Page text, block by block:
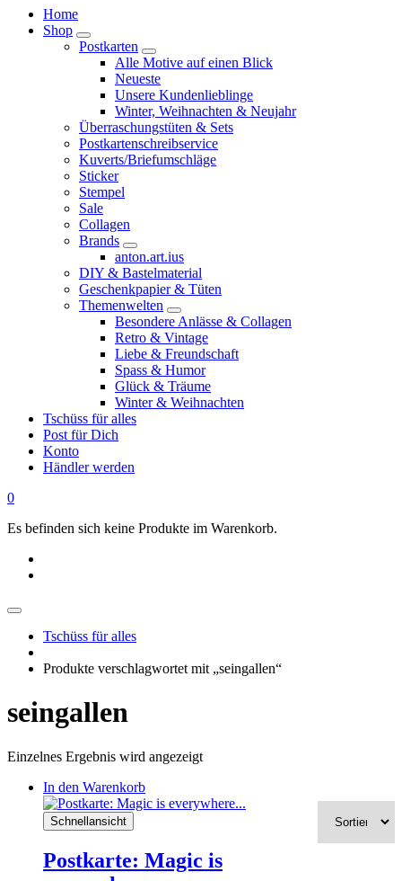
Home
Shop
Postkarten
Alle Motive auf einen Blick
Neueste
Unsere Kundenlieblinge
Winter, Weihnachten & Neujahr
Überraschungstüten & Sets
Postkartenschreibservice
Kuverts/Briefumschläge
Sticker
Stempel
Sale
Collagen
Brands
anton.art.ius
DIY & Bastelmaterial
Geschenkpapier & Tüten
Themenwelten
Besondere Anlässe & Collagen
Retro & Vintage
Liebe & Freundschaft
Spass & Humor
Glück & Träume
Winter & Weihnachten
Tschüss für alles
Post für Dich
Konto
Händler werden
0
Es befinden sich keine Produkte im Warenkorb.
Tschüss für alles
Produkte verschlagwortet mit „seingallen“
seingallen
Einzelnes Ergebnis wird angezeigt
In den Warenkorb
Schnellansicht
Postkarte: Magic is